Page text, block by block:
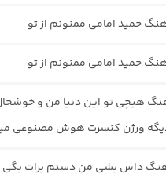
حمید امامی ممنونم از تو
حمید امامی ممنونم از تو
هیچی تو این دنیا من و
ورژن کنسرت هوش مصنوعی
داس بشی من دستم برات بگی